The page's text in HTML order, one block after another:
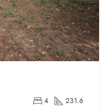
4 231.6